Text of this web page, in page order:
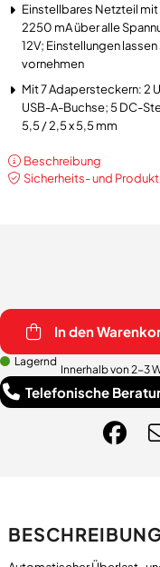
Einstellbares Netzteil
2250 mA über alle
12V; Einstellungen
vornehmen
Mit 7 Adapersteckern: 2
USB-A-Buchse; 5 DC-
5,5 / 2,5 x 5,5 mm
Beschreibung
Sicherheits- und
In den
Lagernd
Innerhalb von 2-3
Telefonische